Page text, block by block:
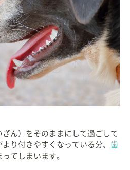
ん）をそのままにして過ごして
り付きやすくなっている分、 歯
てしまいます。